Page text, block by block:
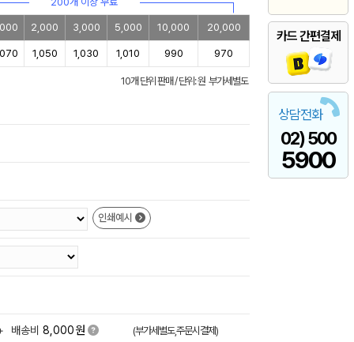
카드 간편결제
상담전화
02) 500
5900
2,000 3,000 5,000 10,000 20,000
1,050 1,030 1,010 990 970
10개 단위 판매 / 단위: 원 부가세별도
인쇄예시
배송비 8,000원 (부가세별도,주문시결제)